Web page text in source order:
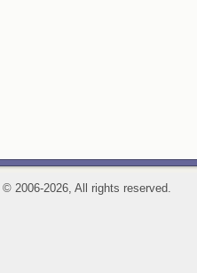
©2006-2026, All rights reserved.